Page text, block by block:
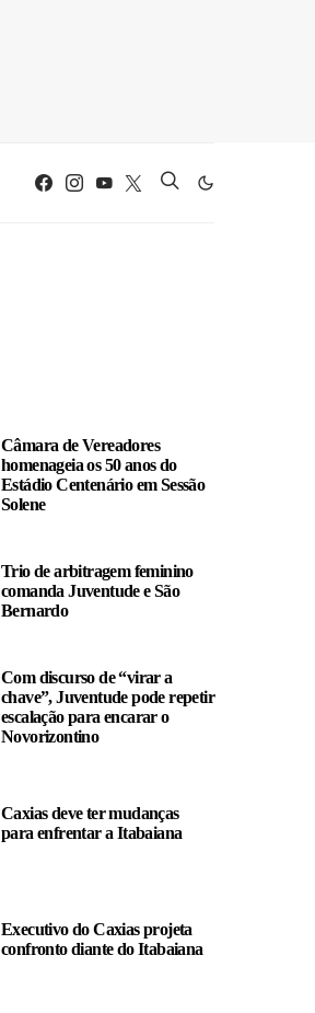
Câmara de Vereadores
homenageia os 50 anos do
Estádio Centenário em Sessão
Solene
Trio de arbitragem feminino
comanda Juventude e São
Bernardo
Com discurso de “virar a
chave”, Juventude pode repetir
escalação para encarar o
Novorizontino
Caxias deve ter mudanças
para enfrentar a Itabaiana
Executivo do Caxias projeta
confronto diante do Itabaiana